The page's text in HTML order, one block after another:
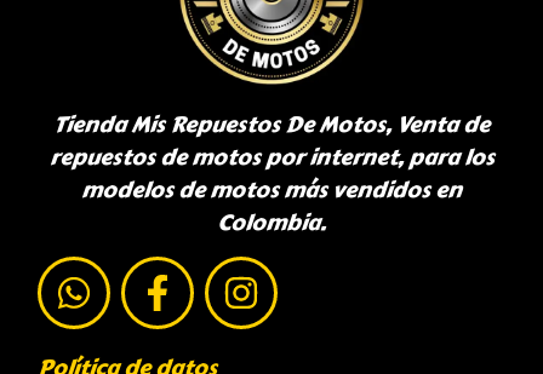
Tienda Mis Repuestos De Motos, Venta de
repuestos de motos por internet, para los
modelos de motos más vendidos en
Colombia.